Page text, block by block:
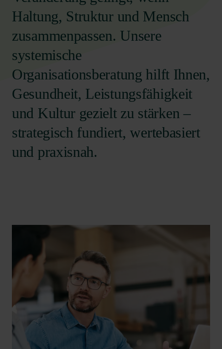
Haltung, Struktur und Mensch
zusammenpassen. Unsere
systemische
Organisationsberatung hilft Ihnen,
Gesundheit, Leistungsfähigkeit
und Kultur gezielt zu stärken –
strategisch fundiert, wertebasiert
und praxisnah.